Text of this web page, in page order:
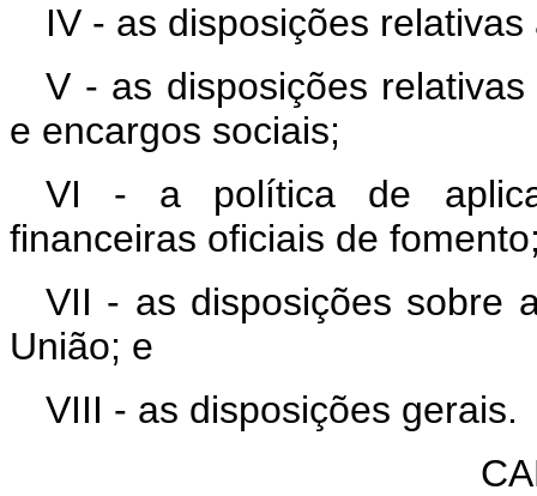
IV - as disposições
V - as disposições
e encargos sociais;
VI - a política de
financeiras oficiais de
VII - as disposições sobre
União; e
VIII - as disposições gerais.